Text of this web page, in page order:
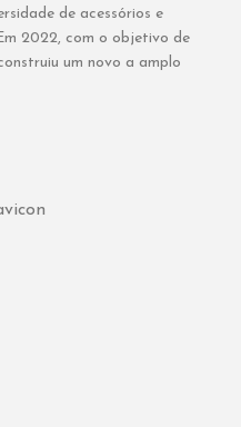
de acessórios e
2022, com o objetivo de
um novo a amplo